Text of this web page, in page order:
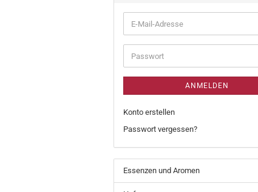
ANMELDEN
Konto erstellen
Passwort vergessen?
Essenzen und Aromen